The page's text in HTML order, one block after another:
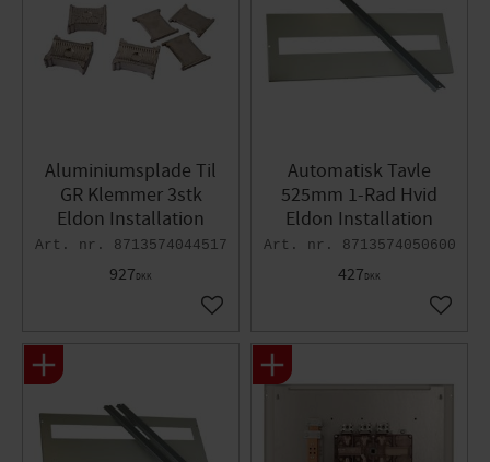
Aluminiumsplade Til
GR Klemmer 3stk
Eldon Installation
8713574044517
927DKK
Gem som favorit
Automatisk Tavle
525mm 1-Rad Hvid
Eldon Installation
8713574050600
427DKK
Gem